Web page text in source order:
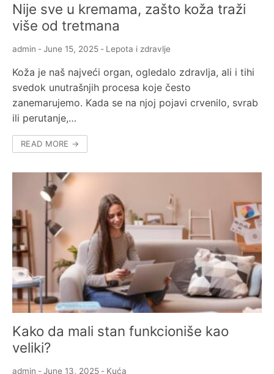
Nije sve u kremama, zašto koža traži
više od tretmana
admin -June 15, 2025 - Lepota i zdravlje
Koža je naš najveći organ, ogledalo zdravlja, ali i tihi
svedok unutrašnjih procesa koje često
zanemarujemo. Kada se na njoj pojavi crvenilo, svrab
ili perutanje,…
READ MORE →
Kako da mali stan funkcioniše kao
veliki?
admin -June 13, 2025 - Kuća